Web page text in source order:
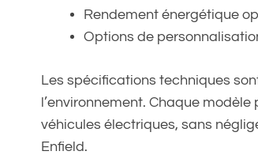
Rendement énergétique
Options de
Les spécifications techniques
l’environnement. Chaque
véhicules électriques, sans
Enfield.